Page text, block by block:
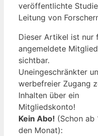
veröffentlichte
Leitung von
Dieser Artikel ist nur
angemeldete
sichtbar.
Uneingeschränkter
werbefreier Zugang
Inhalten über ein
Mitgliedskonto!
Kein Abo! (Schon ab
den Monat):